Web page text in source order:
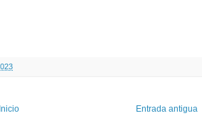
Entrada antigua
Inicio